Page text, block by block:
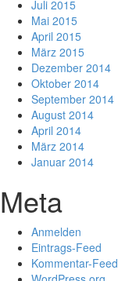
Juli 2015
Mai 2015
April 2015
März 2015
Dezember 2014
Oktober 2014
September 2014
August 2014
April 2014
März 2014
Januar 2014
Meta
Anmelden
Eintrags-Feed
Kommentar-Feed